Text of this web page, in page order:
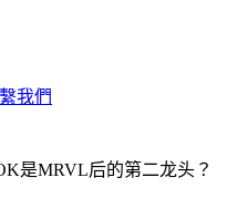
我們
是MRVL后的第二龙头？